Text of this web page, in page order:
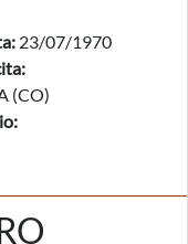
23/07/1970
(CO)